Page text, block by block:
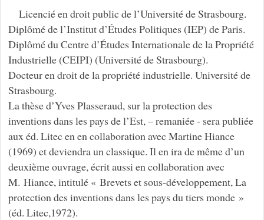
Licencié en droit public de l’Université de Strasbourg.
Diplômé de l’Institut d’Études Politiques (IEP) de Paris.
Diplômé du Centre d’Études Internationale de la Propriété
Industrielle (CEIPI) (Université de Strasbourg).
Docteur en droit de la propriété industrielle. Université de
Strasbourg.
La thèse d’Yves Plasseraud, sur la protection des
inventions dans les pays de l’Est, – remaniée - sera publiée
aux éd. Litec en en collaboration avec Martine Hiance
(1969) et deviendra un classique. Il en ira de même d’un
deuxième ouvrage, écrit aussi en collaboration avec
M. Hiance, intitulé « Brevets et sous-développement, La
protection des inventions dans les pays du tiers monde »
(éd. Litec,1972).